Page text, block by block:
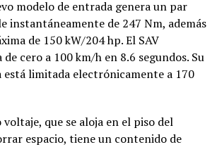
modelo de entrada genera un par
instantáneamente de 247 Nm, además
de 150 kW/204 hp. El SAV
cero a 100 km/h en 8.6 segundos. Su
está limitada electrónicamente a 170
que se aloja en el piso del
espacio, tiene un contenido de